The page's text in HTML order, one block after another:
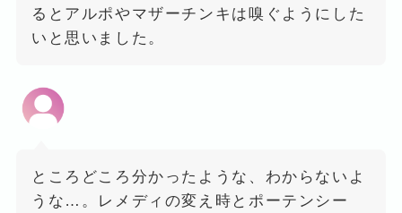
るとアルポやマザーチンキは嗅ぐようにした
いと思いました。
ところどころ分かったような、わからないよ
うな…。レメディの変え時とポーテンシー